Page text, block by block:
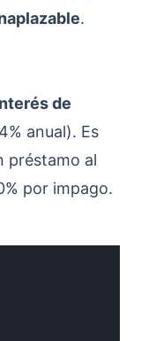
.
de
anual). Es
préstamo al
por impago.